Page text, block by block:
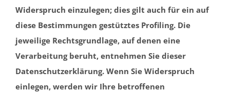
Widerspruch einzulegen; dies gilt auch für ein auf
diese Bestimmungen gestütztes Profiling. Die
jeweilige Rechtsgrundlage, auf denen eine
Verarbeitung beruht, entnehmen Sie dieser
Datenschutzerklärung. Wenn Sie Widerspruch
einlegen, werden wir Ihre betroffenen